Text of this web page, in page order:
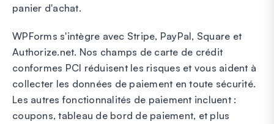
panier d'achat.
WPForms s'intègre avec Stripe, PayPal, Square et
Authorize.net. Nos champs de carte de crédit
conformes PCI réduisent les risques et vous aident à
collecter les données de paiement en toute sécurité.
Les autres fonctionnalités de paiement incluent :
coupons, tableau de bord de paiement, et plus